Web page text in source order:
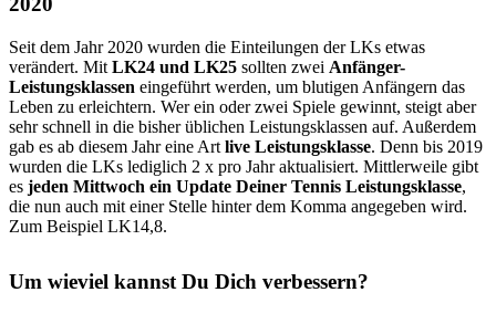
Seit dem Jahr 2020 wurden die Einteilungen der LKs etwas
verändert. Mit LK24 und LK25 sollten zwei Anfänger-
Leistungsklassen eingeführt werden, um blutigen Anfängern das
Leben zu erleichtern. Wer ein oder zwei Spiele gewinnt, steigt aber
sehr schnell in die bisher üblichen Leistungsklassen auf. Außerdem
gab es ab diesem Jahr eine Art live Leistungsklasse. Denn bis 2019
wurden die LKs lediglich 2 x pro Jahr aktualisiert. Mittlerweile gibt
es jeden Mittwoch ein Update Deiner Tennis Leistungsklasse,
die nun auch mit einer Stelle hinter dem Komma angegeben wird.
Zum Beispiel LK14,8.
Um wieviel kannst Du Dich verbessern?